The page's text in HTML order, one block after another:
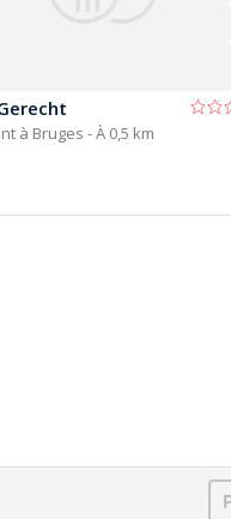
à Bruges - À 0,5 km